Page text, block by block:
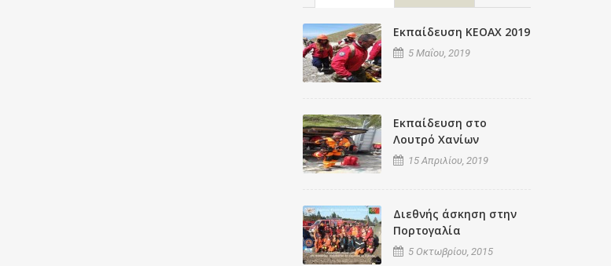
Εκπαίδευση ΚΕΟΑΧ 2019
5 Μαΐου, 2019
Εκπαίδευση στο
Λουτρό Χανίων
15 Απριλίου, 2019
Διεθνής άσκηση στην
Πορτογαλία
5 Οκτωβρίου, 2015